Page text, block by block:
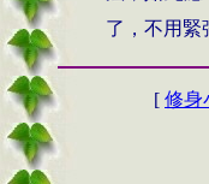
了，不用緊
[ 修身